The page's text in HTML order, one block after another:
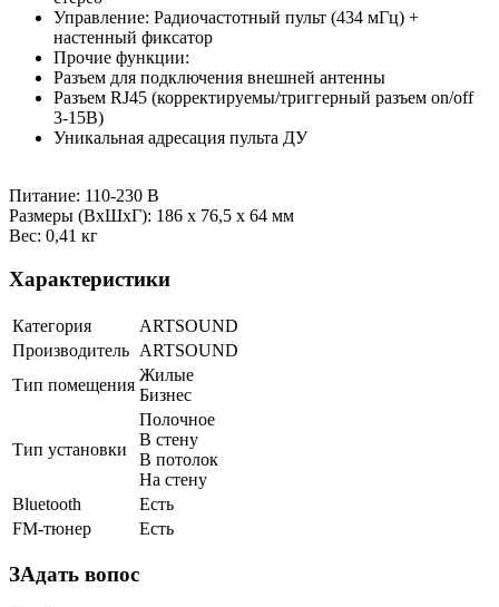
Управление: Радиочастотный пульт (434 мГц) +
настенный фиксатор
Прочие функции:
Разъем для подключения внешней антенны
Разъем RJ45 (корректируемы/триггерный разъем on/off
3-15В)
Уникальная адресация пульта ДУ
Питание: 110-230 В
Размеры (ВхШхГ): 186 х 76,5 х 64 мм
Вес: 0,41 кг
Характеристики
Категория
ARTSOUND
Производитель ARTSOUND
Тип помещения
Жилые
Бизнес
Тип установки
Полочное
В стену
В потолок
На стену
Bluetooth
Есть
FM-тюнер
Есть
ЗАдать вопос